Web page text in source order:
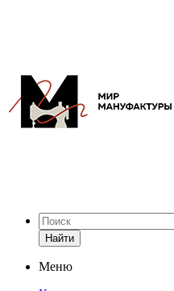
Найти
Меню